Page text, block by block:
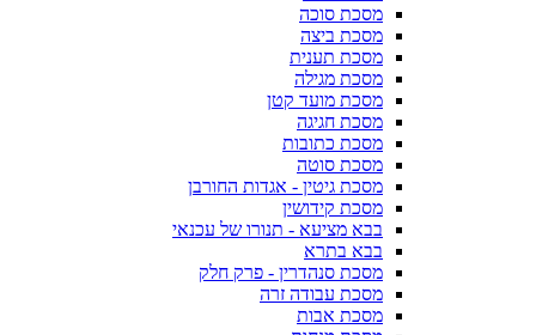
מסכת סוכה
מסכת ביצה
מסכת תענית
מסכת מגילה
מסכת מועד קטן
מסכת חגיגה
מסכת כתובות
מסכת סוטה
מסכת גיטין - אגדות החורבן
מסכת קידושין
בבא מציעא - תנורו של עכנאי
בבא בתרא
מסכת סנהדרין - פרק חלק
מסכת עבודה זרה
מסכת אבות